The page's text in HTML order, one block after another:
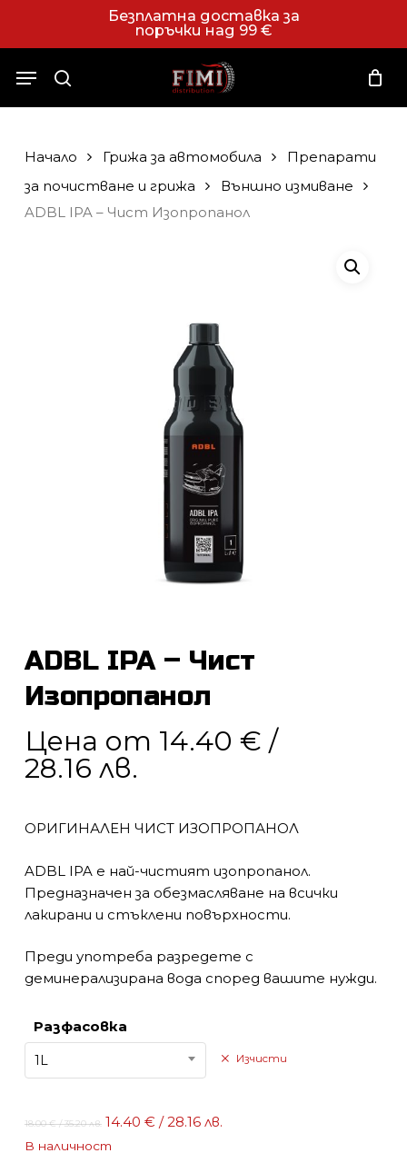
main
content
Безплатна доставка за
поръчки над 99 €
search
Menu
Количка Cart
Начало Грижа за автомобила
Препарати
за почистване и грижа
Външно измиване
ADBL IPA – Чист Изопропанол
ADBL IPA – Чист
Изопропанол
Цена от 14.40 € /
28.16 лв.
ОРИГИНАЛЕН ЧИСТ ИЗОПРОПАНОЛ
ADBL IPA е най-чистият изопропанол.
Предназначен за обезмасляване на всички
лакирани и стъклени повърхности.
Преди употреба разредете с
деминерализирана вода според вашите нужди.
Разфасовка
1L Изчисти
18.00€/ 35.20 лв. Original
price
14.40 € / 28.16 лв.Текущата
В наличност